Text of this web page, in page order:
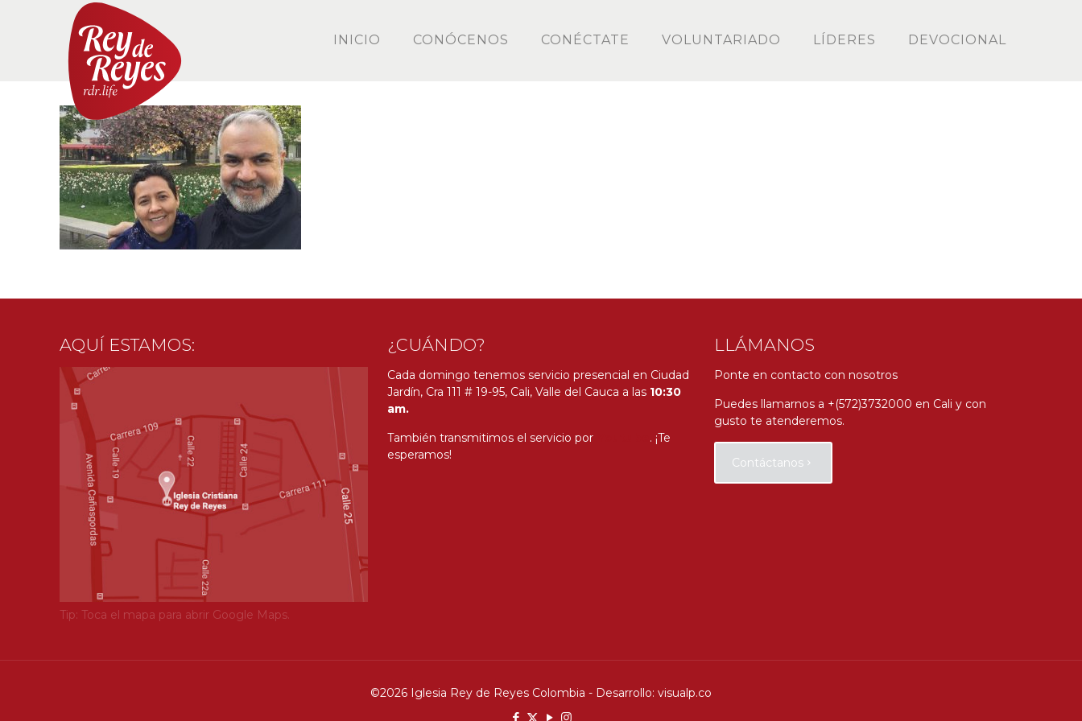
INICIO CONÓCENOS CONÉCTATE VOLUNTARIADO LÍDERES DEVOCIONAL
AQUÍ ESTAMOS:
Tip: Toca el mapa para abrir Google Maps.
¿CUÁNDO?
Cada domingo tenemos servicio presencial en Ciudad
Jardín, Cra 111 # 19-95, Cali, Valle del Cauca a las 10:30
am.
También transmitimos el servicio por
. ¡Te
esperamos!
LLÁMANOS
Ponte en contacto con nosotros
Puedes llamarnos a +(572)3732000 en Cali y con
gusto te atenderemos.
Contáctanos
©2026 Iglesia Rey de Reyes Colombia - Desarrollo: visualp.co